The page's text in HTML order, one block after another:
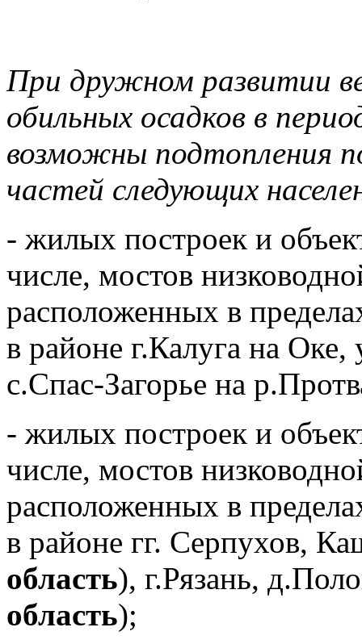
При дружном развитии
обильных осадков в
возможны подтопления
частей следующих
- жилых построек и
числе, мостов
расположенных в
в районе г.Калуга на
с.Спас-Загорье на
- жилых построек и
числе, мостов
расположенных в
в районе гг. Серпухов,
область), г.Рязань,
область);